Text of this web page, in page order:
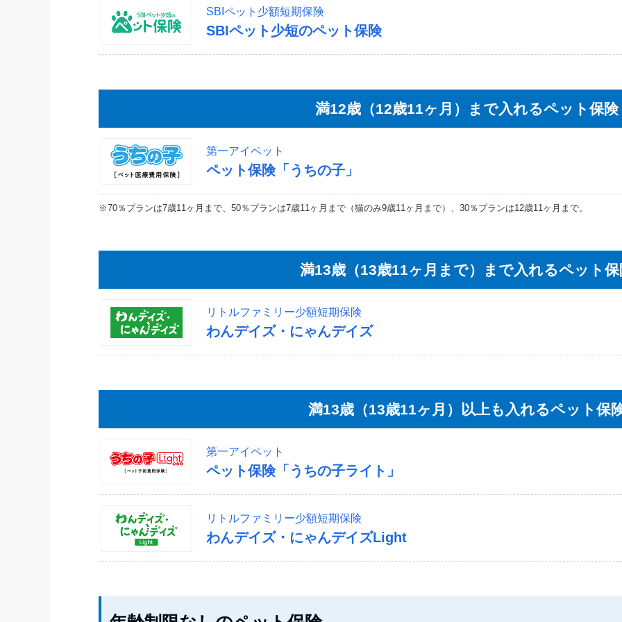
SBIペット少額短期保険
SBIペット少短のペット保険
満12歳（12歳11ヶ月）まで入れるペット保険
第一アイペット
ペット保険「うちの子」
※70％プランは7歳11ヶ月まで、50％プランは7歳11ヶ月まで（猫のみ9歳11ヶ月まで）、30％プランは12歳11ヶ月まで。
満13歳（13歳11ヶ月まで）まで入れるペット保
リトルファミリー少額短期保険
わんデイズ・にゃんデイズ
満13歳（13歳11ヶ月）以上も入れるペット保
第一アイペット
ペット保険「うちの子ライト」
リトルファミリー少額短期保険
わんデイズ・にゃんデイズLight